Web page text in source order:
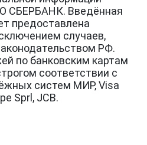
СБЕРБАНК. Введённая
предоставлена
случаев,
РФ.
по банковским картам
соответствии с
систем МИР, Visa
Sprl, JCB.